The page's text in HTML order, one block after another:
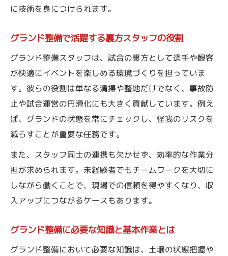
に技術を身につけられます。
グランド整備で活躍する裏方スタッフの役割
グランド整備スタッフは、試合の裏方として選手や観客
が快適にイベントを楽しめる環境づくりを担っていま
す。彼らの役割は単なる清掃や整地だけでなく、事故防
止や試合運営の円滑化にも大きく貢献しています。例え
ば、グランドの状態を常にチェックし、怪我のリスクを
減らすことが重要な任務です。
また、スタッフ同士の連携も欠かせず、効率的な作業分
担が求められます。未経験者でもチームワークを大切に
しながら働くことで、現場での信頼を得やすくなり、収
入アップにつながるケースもあります。
グランド整備に必要な知識と基本作業とは
グランド整備において必要な知識は、土壌の状態把握や